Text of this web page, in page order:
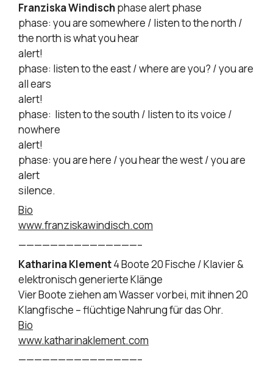
Franziska Windischphase alert phase
phase: you are somewhere / listen to the north /
the north is what you hear
alert!
phase: listen to the east / where are you? / you are
all ears
alert!
phase: listen to the south / listen to its voice /
nowhere
alert!
phase: you are here / you hear the west / you are
alert
silence.
Bio
www.franziskawindisch.com
———————————————–
Katharina Klement4 Boote 20 Fische / Klavier &
elektronisch generierte Klänge
Vier Boote ziehen am Wasser vorbei, mit ihnen 20
Klangfische – flüchtige Nahrung für das Ohr.
Bio
www.katharinaklement.com
———————————————–